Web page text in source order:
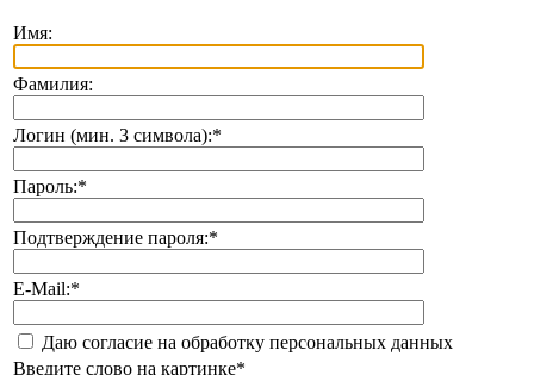
Имя:
Фамилия:
Логин (мин. 3 символа):*
Пароль:*
Подтверждение пароля:*
E-Mail:*
Даю согласие на обработку персональных данных
Введите слово на картинке*